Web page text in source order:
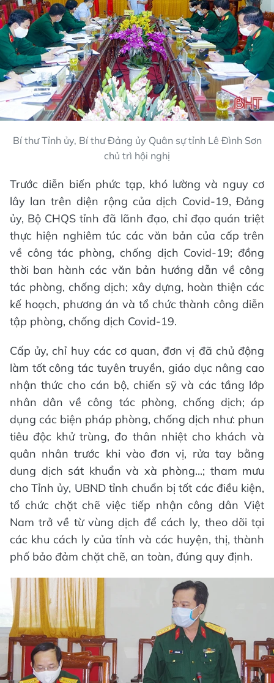
Bí thư Tỉnh ủy, Bí thư Đảng ủy Quân sự tỉnh Lê Đình Sơn
chủ trì hội nghị
Trước diễn biến phức tạp, khó lường và nguy cơ
lây lan trên diện rộng của dịch Covid-19, Đảng
ủy, Bộ CHQS tỉnh đã lãnh đạo, chỉ đạo quán triệt
thực hiện nghiêm túc các văn bản của cấp trên
về công tác phòng, chống dịch Covid-19; đồng
thời ban hành các văn bản hướng dẫn về công
tác phòng, chống dịch; xây dựng, hoàn thiện các
kế hoạch, phương án và tổ chức thành công diễn
tập phòng, chống dịch Covid-19.
Cấp ủy, chỉ huy các cơ quan, đơn vị đã chủ động
làm tốt công tác tuyên truyền, giáo dục nâng cao
nhận thức cho cán bộ, chiến sỹ và các tầng lớp
nhân dân về công tác phòng, chống dịch; áp
dụng các biện pháp phòng, chống dịch như: phun
tiêu độc khử trùng, đo thân nhiệt cho khách và
quân nhân trước khi vào đơn vị, rửa tay bằng
dung dịch sát khuẩn và xà phòng...; tham mưu
cho Tỉnh ủy, UBND tỉnh chuẩn bị tốt các điều kiện,
tổ chức chặt chẽ việc tiếp nhận công dân Việt
Nam trở về từ vùng dịch để cách ly, theo dõi tại
các khu cách ly của tỉnh và các huyện, thị, thành
phố bảo đảm chặt chẽ, an toàn, đúng quy định.